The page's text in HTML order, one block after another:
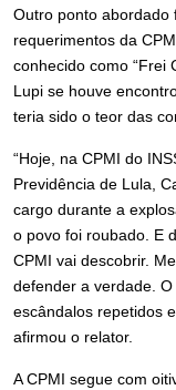
Outro ponto abordado
requerimentos da
conhecido como “Frei
Lupi se houve
teria sido o teor das
“Hoje, na CPMI do
Previdência de Lula,
cargo durante a
o povo foi roubado. E
CPMI vai descobrir.
defender a verdade.
escândalos repetidos
afirmou o relator.
A CPMI segue com